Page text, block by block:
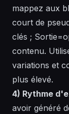
mappez aux
court de
clés ;
contenu.
variations et
plus élevé.
4) Rythme
avoir généré